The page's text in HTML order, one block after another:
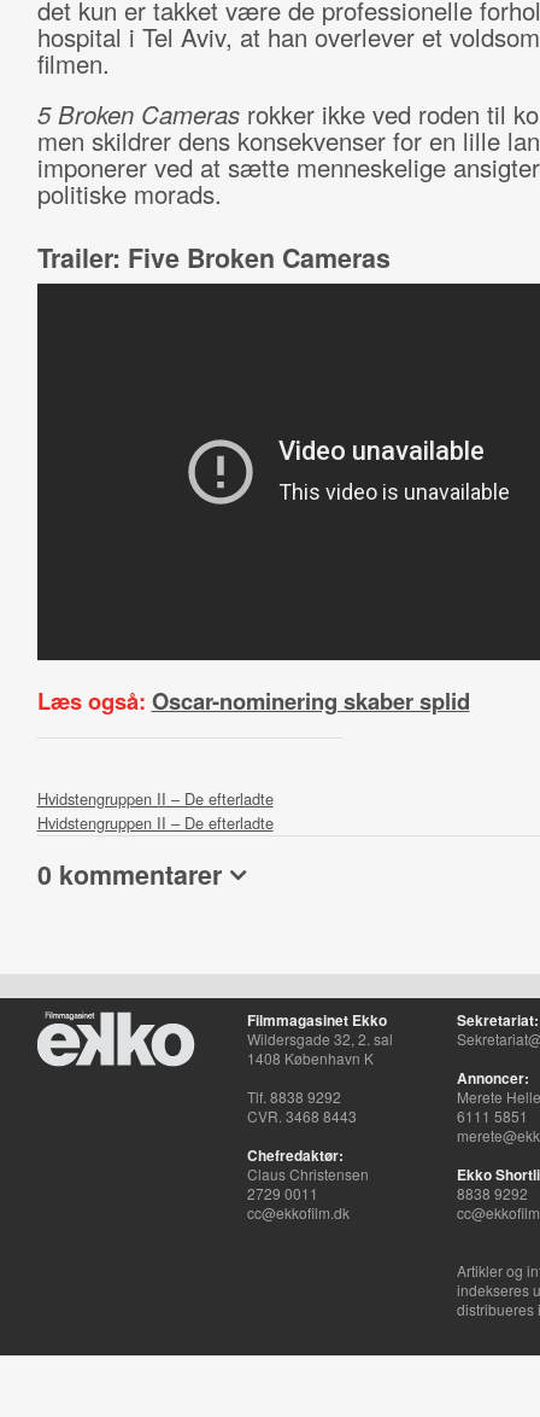
det kun er takket være de professionelle
hospital i Tel Aviv, at han overlever et
filmen.
5 Broken Cameras rokker ikke ved roden til
men skildrer dens konsekvenser for en lille
imponerer ved at sætte menneskelige
politiske morads.
Trailer: Five Broken Cameras
Læs også: Oscar-nominering skaber splid
Hvidstengruppen II – De efterladte
Hvidstengruppen II – De efterladte
0 kommentarer
Filmmagasinet Ekko
Wildersgade 32, 2. sal
1408 København K
Tlf. 8838 9292
CVR. 3468 8443
Chefredaktør:
Claus Christensen
2729 0011
cc@ekkofilm.dk
Sekretariat:
Annoncer:
Merete
6111 5851
Ekko
8838 9292
Artikler og
indekseres
distribueres